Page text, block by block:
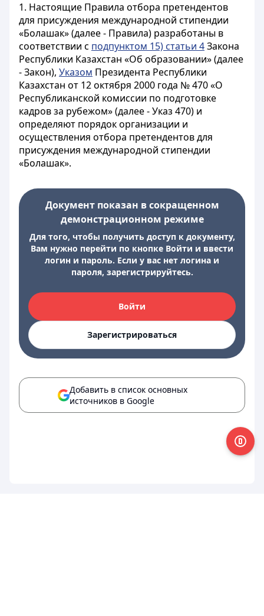
1. Настоящие Правила отбора претендентов
для присуждения международной стипендии
«Болашак» (далее - Правила) разработаны в
соответствии с подпунктом 15) статьи 4Закона
Республики Казахстан «Об образовании» (далее
- Закон), Указом Президента Республики
Казахстан от 12 октября 2000 года № 470 «О
Республиканской комиссии по подготовке
кадров за рубежом» (далее - Указ 470) и
определяют порядок организации и
осуществления отбора претендентов для
присуждения международной стипендии
«Болашак».
Документ показан в сокращенном
демонстрационном режиме
Для того, чтобы получить доступ к документу,
Вам нужно перейти по кнопке Войти и ввести
логин и пароль. Если у вас нет логина и
пароля, зарегистрируйтесь.
Войти
Зарегистрироваться
Добавить в список основных
источников в Google